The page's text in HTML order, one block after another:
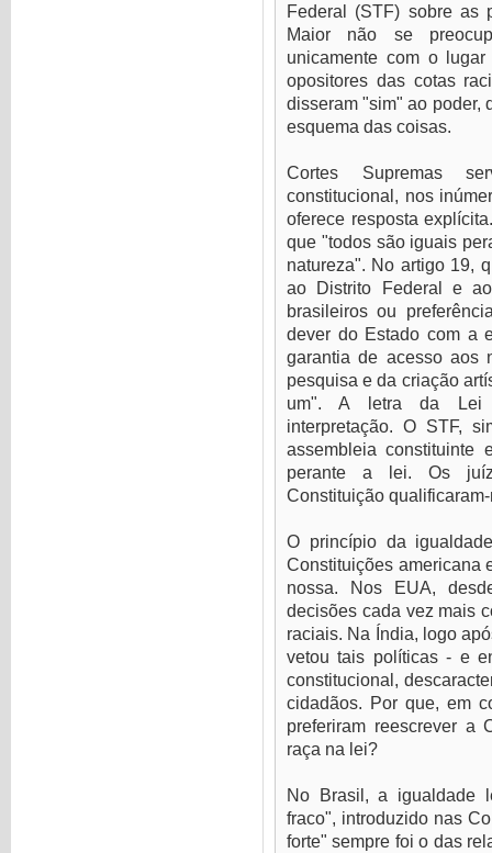
Federal (STF) sobre as
Maior não se
unicamente com o
opositores das cotas
disseram "sim" ao poder,
esquema das coisas.
Cortes Supremas
constitucional, nos
oferece resposta
que "todos são iguais
natureza". No artigo 19,
ao Distrito Federal e
brasileiros ou
dever do Estado com a
garantia de acesso aos
pesquisa e da criação
um". A letra da Lei
interpretação. O STF,
assembleia constituinte
perante a lei. Os
Constituição
O princípio da
Constituições americana
nossa. Nos EUA,
decisões cada vez mais
raciais. Na Índia, logo
vetou tais políticas - e
constitucional,
cidadãos. Por que, em
preferiram reescrever a
raça na lei?
No Brasil, a igualdade
fraco", introduzido nas
forte" sempre foi o das